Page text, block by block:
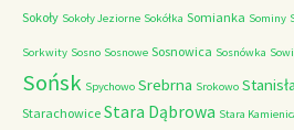
Sokoły Sokoły Jeziorne Sokółka Somianka Sominy
Sorkwity Sosno Sosnowe Sosnowica Sosnówka
Sońsk Spychowo Srebrna Srokowo
Starachowice Stara Dąbrowa Stara